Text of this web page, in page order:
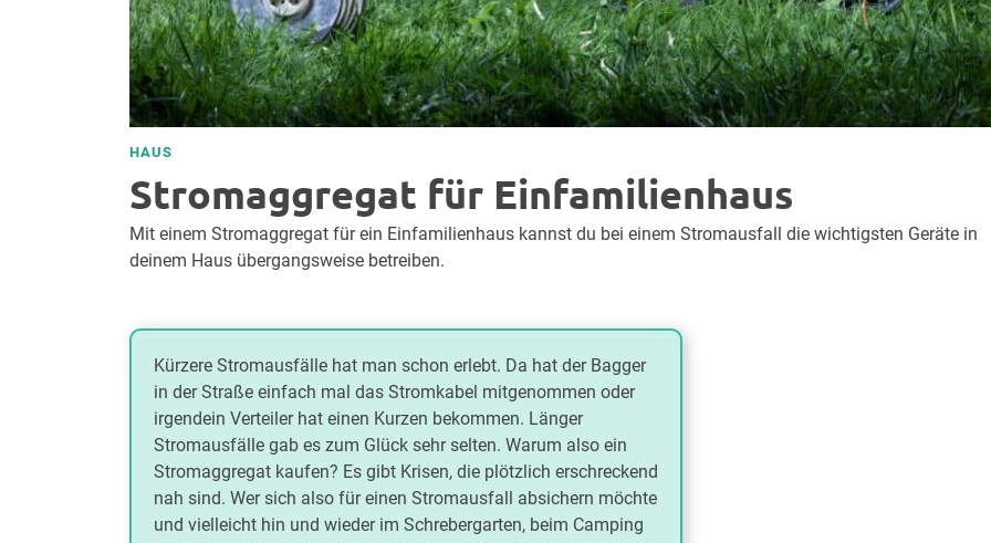
HAUS
Stromaggregat für Einfamilienhaus
Mit einem Stromaggregat für ein Einfamilienhaus kannst du bei einem Stromausfall die wichtigsten Geräte in
deinem Haus übergangsweise betreiben.
Kürzere Stromausfälle hat man schon erlebt. Da hat der Bagger
in der Straße einfach mal das Stromkabel mitgenommen oder
irgendein Verteiler hat einen Kurzen bekommen. Länger
Stromausfälle gab es zum Glück sehr selten. Warum also ein
Stromaggregat kaufen? Es gibt Krisen, die plötzlich erschreckend
nah sind. Wer sich also für einen Stromausfall absichern möchte
und vielleicht hin und wieder im Schrebergarten, beim Camping